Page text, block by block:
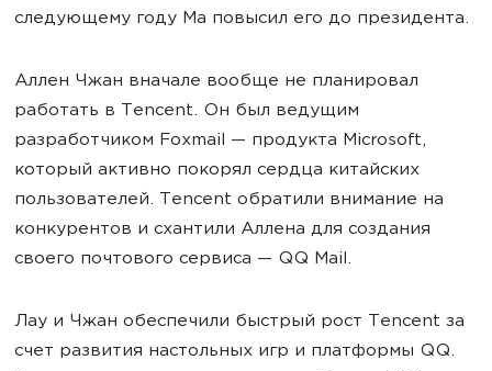
следующему году Ма повысил его до президента.
Аллен Чжан вначале вообще не планировал
работать в Tencent. Он был ведущим
разработчиком Foxmail — продукта Microsoft,
который активно покорял сердца китайских
пользователей. Tencent обратили внимание на
конкурентов и схантили Аллена для создания
своего почтового сервиса — QQ Mail.
Лау и Чжан обеспечили быстрый рост Tencent за
счет развития настольных игр и платформы QQ.